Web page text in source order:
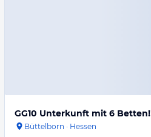
GG10 Unterkunft mit 6 Betten!
Büttelborn · Hessen